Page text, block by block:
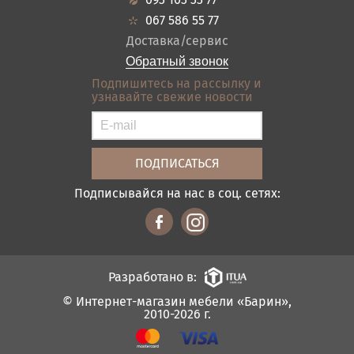
Ванная
Акции
Кредит
Оплата и доставка
Отзывы
Контакты
Карта сайта
Условия покупки
067 586 55 77
Доставка/сервис
Обратный звонок
Подпишитесь на рассылку и
узнавайте свежие новости
Подписывайся на нас в соц. сетях:
© Интернет-магазин мебели «Барин»,
2010-2026 г.
Разработано в: